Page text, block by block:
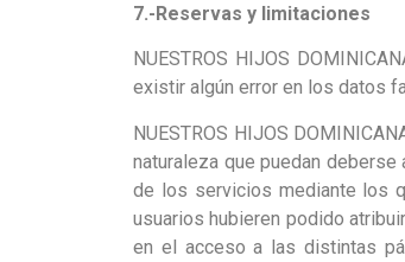
7.-Reservas y limitaciones
NUESTROS HIJOS
existir algún error en los datos
NUESTROS HIJOS
naturaleza que puedan
de los servicios mediante los
usuarios hubieren podido
en el acceso a las distintas